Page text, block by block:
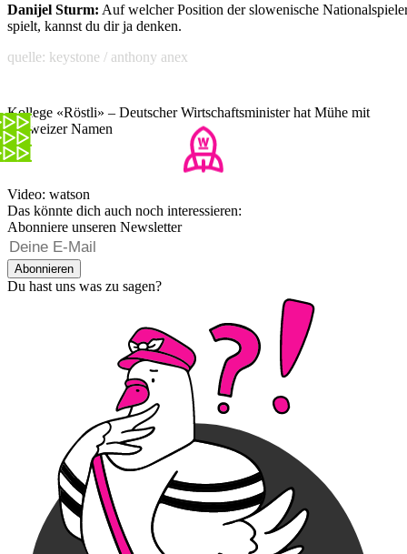
Danijel Sturm: Auf welcher Position der slowenische
spielt, kannst du dir ja denken.
quelle: keystone / anthony anex
Kollege «Röstli» – Deutscher Wirtschaftsminister hat Mühe mit
Schweizer Namen
Video: watson
Das könnte dich auch noch interessieren:
Abonniere unseren Newsletter
Abonnieren
Du hast uns was zu sagen?